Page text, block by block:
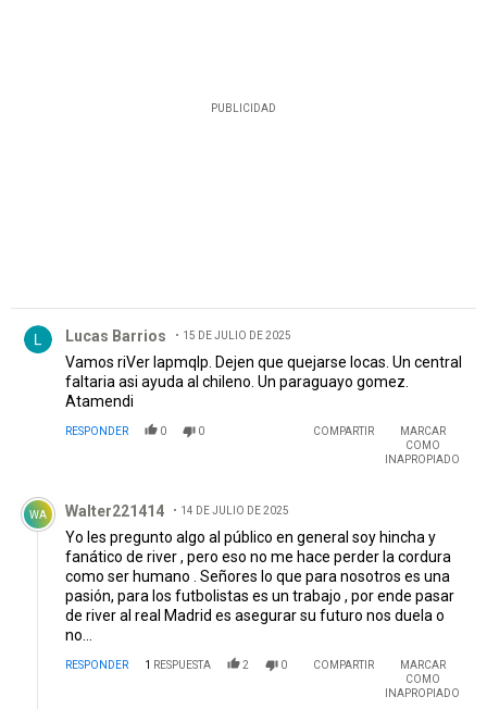
PUBLICIDAD
Lucas Barrios 15 DE JULIO DE 2025
Vamos riVer lapmqlp. Dejen que quejarse locas. Un central
faltaria asi ayuda al chileno. Un paraguayo gomez.
Atamendi
RESPONDER 0 0 COMPARTIR
MARCAR
COMO
INAPROPIADO
Comentario de Walter221414.
WA Walter221414 14 DE JULIO DE 2025
Yo les pregunto algo al público en general soy hincha y
fanático de river , pero eso no me hace perder la cordura
como ser humano . Señores lo que para nosotros es una
pasión, para los futbolistas es un trabajo , por ende pasar
de river al real Madrid es asegurar su futuro nos duela o
no...
RESPONDER 1 RESPUESTA 2 0 COMPARTIR
MARCAR
COMO
INAPROPIADO